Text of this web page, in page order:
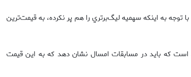
شيراز، با توجه به اينكه سهميه ليگ‌برتري را هم پر نكرده، به قيمت‌ترين
قلعه‌نويي است كه بايد در مسابقات امسال نشان دهد كه به اين قيمت